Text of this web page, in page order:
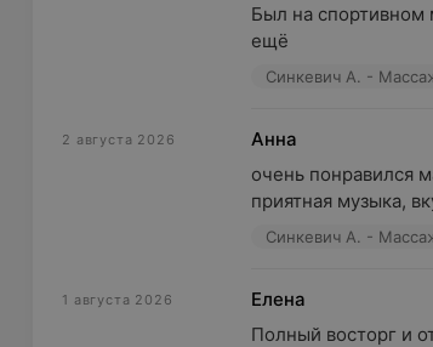
В студии можно приобрести
индивидуальный уход для кожи.
благоустроенная уборная с
Во время массажа можно выбрать
Был на спортивном
ещё
Синкевич А. -
2 августа 2026
Анна
очень понравился
приятная музыка,
Синкевич А. -
1 августа 2026
Елена
Полный восторг и